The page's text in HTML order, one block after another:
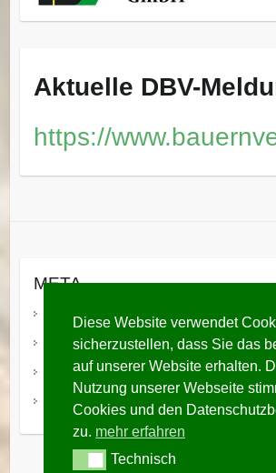
Aktuelle DBV-
https://
META
Anmelden
Eintrags-Feed
Kommentar-Feed
WordPress.org
Diese Website verwendet
sicherzustellen, dass Sie das
auf unserer Website erhalten.
Nutzung unserer Webseite
Cookies und den
zu. mehr erfahren
TechnischTechnisch